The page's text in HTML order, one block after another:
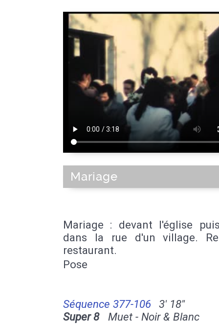
Mariage
Mariage : devant l'église
dans la rue d'un village.
restaurant.
Pose
Séquence 377-106
3' 18''
Super 8Muet - Noir & Blanc